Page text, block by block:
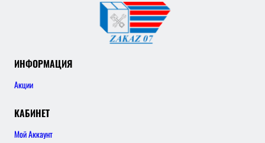
ИНФОРМАЦИЯ
Акции
КАБИНЕТ
Мой Аккаунт